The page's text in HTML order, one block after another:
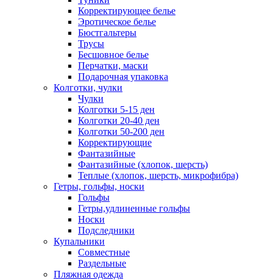
Корректирующее белье
Эротическое белье
Бюстгальтеры
Трусы
Бесшовное белье
Перчатки, маски
Подарочная упаковка
Колготки, чулки
Чулки
Колготки 5-15 ден
Колготки 20-40 ден
Колготки 50-200 ден
Корректирующие
Фантазийные
Фантазийные (хлопок, шерсть)
Теплые (хлопок, шерсть, микрофибра)
Гетры, гольфы, носки
Гольфы
Гетры,удлиненные гольфы
Носки
Подследники
Купальники
Совместные
Раздельные
Пляжная одежда